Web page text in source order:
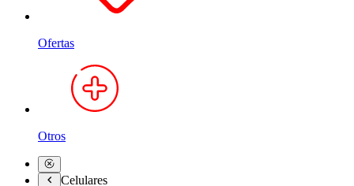
Ofertas
Otros
Celulares